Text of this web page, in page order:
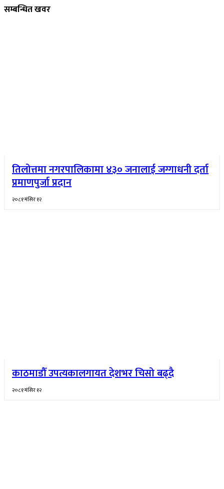
सम्बन्धित खवर
तिलोत्तमा नगरपालिकामा ४३० जनालाई जग्गाधनी दर्ता
प्रमाणपुर्जा प्रदान
२०८१ मंसिर १२
काठमाडौँ उपत्यकालगायत देशभर चिसो बढ्दै
२०८१ मंसिर १२